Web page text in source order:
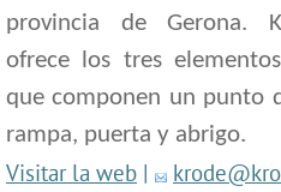
provincia de Gerona.
ofrece los tres
que componen un punto
rampa, puerta y abrigo.
Visitar la web |